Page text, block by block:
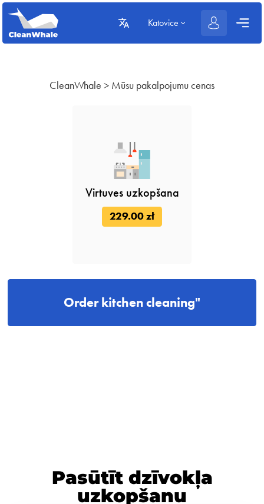
Katovice
CleanWhale > Mūsu pakalpojumu cenas
Virtuves uzkopšana
229.00 zł
Order kitchen cleaning"
Pasūtīt dzīvokļa
uzkopšanu